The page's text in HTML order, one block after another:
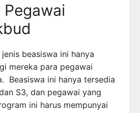
beasiswa ini hanya
mereka para pegawai
Beasiswa ini hanya tersedia
S3, dan pegawai yang
ini harus mempunyai